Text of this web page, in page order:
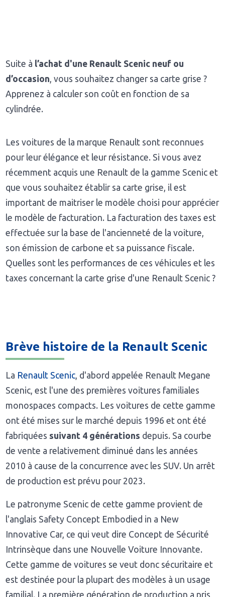
Suite à l’achat d'une Renault Scenic neuf ou
d’occasion, vous souhaitez changer sa carte grise ?
Apprenez à calculer son coût en fonction de sa
cylindrée.
Les voitures de la marque Renault sont reconnues
pour leur élégance et leur résistance. Si vous avez
récemment acquis une Renault de la gamme Scenic et
que vous souhaitez établir sa carte grise, il est
important de maitriser le modèle choisi pour apprécier
le modèle de facturation. La facturation des taxes est
effectuée sur la base de l'ancienneté de la voiture,
son émission de carbone et sa puissance fiscale.
Quelles sont les performances de ces véhicules et les
taxes concernant la carte grise d'une Renault Scenic ?
Brève histoire de la Renault Scenic
La Renault Scenic, d'abord appelée Renault Megane
Scenic, est l'une des premières voitures familiales
monospaces compacts. Les voitures de cette gamme
ont été mises sur le marché depuis 1996 et ont été
fabriquées suivant 4 générations depuis. Sa courbe
de vente a relativement diminué dans les années
2010 à cause de la concurrence avec les SUV. Un arrêt
de production est prévu pour 2023.
Le patronyme Scenic de cette gamme provient de
l'anglais Safety Concept Embodied in a New
Innovative Car, ce qui veut dire Concept de Sécurité
Intrinsèque dans une Nouvelle Voiture Innovante.
Cette gamme de voitures se veut donc sécuritaire et
est destinée pour la plupart des modèles à un usage
familial. La première génération de production a pris